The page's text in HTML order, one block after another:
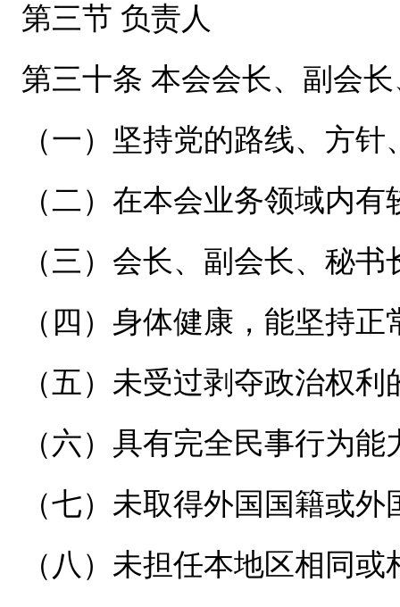
第三节 负责人
第三十条 本会会长、副会
（一）坚持党的路线、方
（二）在本会业务领域内有
（三）会长、副会长、秘
（四）身体健康，能坚持正
（五）未受过剥夺政治权
（六）具有完全民事行为能
（七）未取得外国国籍或
（八）未担任本地区相同